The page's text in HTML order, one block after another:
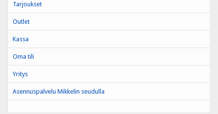
Tarjoukset
Outlet
Kassa
Oma tili
Yritys
Asennuspalvelu Mikkelin seudulla